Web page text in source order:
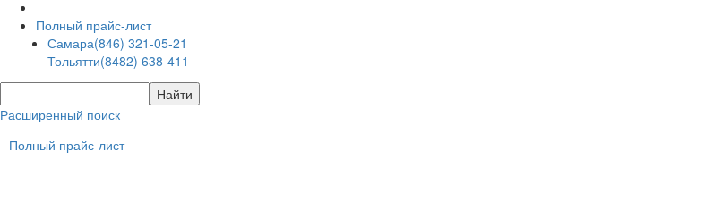
Полный прайс-лист
Самара(846) 321-05-21
Тольятти(8482) 638-411
Расширенный поиск
Полный прайс-лист